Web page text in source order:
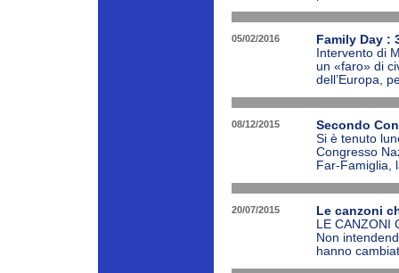
05/02/2016
Family Day :
Intervento di
un «faro» di
dell’Europa,
08/12/2015
Secondo
Si è tenuto
Congresso
Far-Famiglia,
20/07/2015
Le canzoni
LE CANZONI
Non
hanno